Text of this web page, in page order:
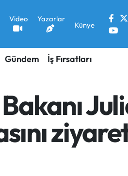
Video Yazarlar
Künye
Gündem İş Fırsatları